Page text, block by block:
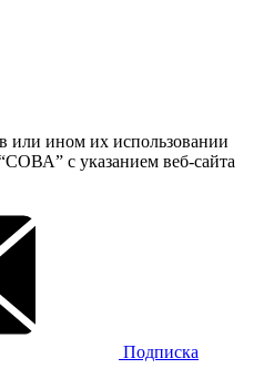
или ином их использовании
с указанием веб-сайта
Подписка